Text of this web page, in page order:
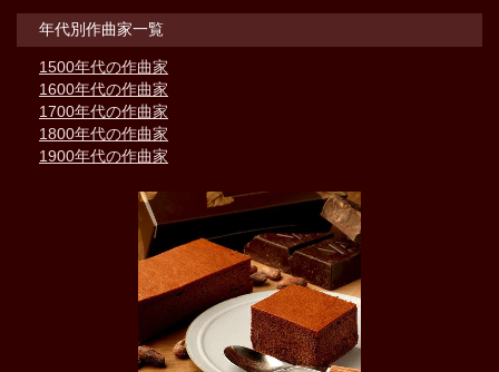
年代別作曲家一覧
1500年代の作曲家
1600年代の作曲家
1700年代の作曲家
1800年代の作曲家
1900年代の作曲家